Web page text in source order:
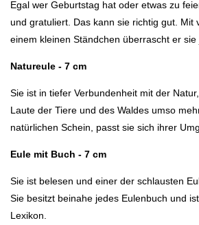
Egal wer Geburtstag hat oder etwas zu
und gratuliert. Das kann sie richtig gut. Mit
einem kleinen Ständchen überrascht er sie
Natureule - 7 cm
Sie ist in tiefer Verbundenheit mit der
Laute der Tiere und des Waldes umso
natürlichen Schein, passt sie sich ihrer
Eule mit Buch - 7 cm
Sie ist belesen und einer der schlausten
Sie besitzt beinahe jedes Eulenbuch und
Lexikon.